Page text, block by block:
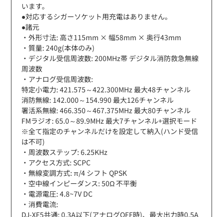
います。
●対応するシガーソケット用充電はありません。
●諸元
・外形寸法: 高さ115mm × 幅58mm × 奥行43mm
・質量: 240g(本体のみ)
・デジタル受信周波数: 200MHz帯 デジタル消防救急無線
周波数
・アナログ受信周波数:
特定小電力: 421.575～422.300MHz 最大48チャンネル
消防無線: 142.000～154.990 最大126チャンネル
署活系無線: 466.350～467.375MHz 最大80チャンネル
FMラジオ: 65.0～89.9MHz 最大7チャンネル+選択モード
※全て指定のチャンネルだけを設定して納入(ハンド受信
は不可)
・周波数ステップ: 6.25KHz
・アクセス方式: SCPC
・無線変調方式: π/4 シフト QPSK
・空中線インピーダンス: 50Ω 不平衡
・電源電圧: 4.8~7V DC
・消費電流:
DJ-XF5共通: 0.3A以下(アナログOFF時)、最大出力時0.5A